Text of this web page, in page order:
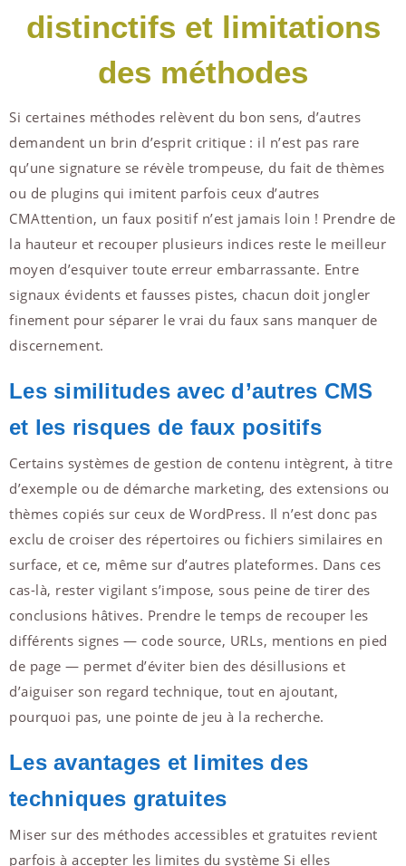
distinctifs et limitations
des méthodes
Si certaines méthodes relèvent du bon sens, d’autres
demandent un brin d’esprit critique : il n’est pas rare
qu’une signature se révèle trompeuse, du fait de thèmes
ou de plugins qui imitent parfois ceux d’autres
CMAttention, un faux positif n’est jamais loin ! Prendre de
la hauteur et recouper plusieurs indices reste le meilleur
moyen d’esquiver toute erreur embarrassante. Entre
signaux évidents et fausses pistes, chacun doit jongler
finement pour séparer le vrai du faux sans manquer de
discernement.
Les similitudes avec d’autres CMS
et les risques de faux positifs
Certains systèmes de gestion de contenu intègrent, à titre
d’exemple ou de démarche marketing, des extensions ou
thèmes copiés sur ceux de WordPress. Il n’est donc pas
exclu de croiser des répertoires ou fichiers similaires en
surface, et ce, même sur d’autres plateformes. Dans ces
cas-là, rester vigilant s’impose, sous peine de tirer des
conclusions hâtives. Prendre le temps de recouper les
différents signes — code source, URLs, mentions en pied
de page — permet d’éviter bien des désillusions et
d’aiguiser son regard technique, tout en ajoutant,
pourquoi pas, une pointe de jeu à la recherche.
Les avantages et limites des
techniques gratuites
Miser sur des méthodes accessibles et gratuites revient
parfois à accepter les limites du système Si elles